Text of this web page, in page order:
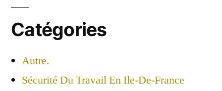
Catégories
Autre.
Sécurité Du Travail En Ile-De-France